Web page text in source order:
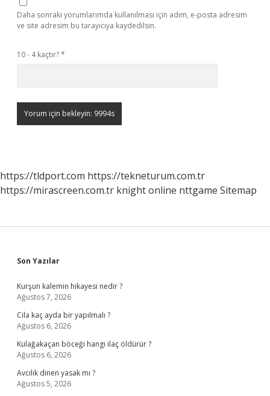
Daha sonraki yorumlarımda kullanılması için adım, e-posta adresim
ve site adresim bu tarayıcıya kaydedilsin.
10 - 4 kaçtır?*
https://tldport.com https://tekneturum.com.tr
https://mirascreen.com.tr knight online nttgame Sitemap
Sidebar
Son Yazılar
Kurşun kalemin hikayesi nedir ?
Ağustos 7, 2026
Cila kaç ayda bir yapılmalı ?
Ağustos 6, 2026
Kulağakaçan böceği hangi ilaç öldürür ?
Ağustos 6, 2026
Avcılık dinen yasak mı ?
Ağustos 5, 2026